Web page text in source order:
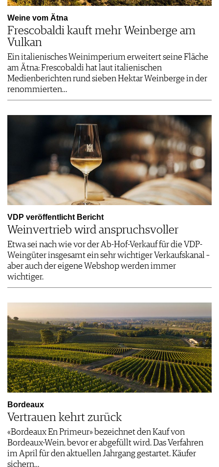
Weine vom Ätna
Frescobaldi kauft mehr Weinberge am
Vulkan
Ein italienisches Weinimperium erweitert seine Fläche
am Ätna: Frescobaldi hat laut italienischen
Medienberichten rund sieben Hektar Weinberge in der
renommierten…
VDP veröffentlicht Bericht
Weinvertrieb wird anspruchsvoller
Etwa sei nach wie vor der Ab-Hof-Verkauf für die VDP-
Weingüter insgesamt ein sehr wichtiger Verkaufskanal –
aber auch der eigene Webshop werden immer
wichtiger.
Bordeaux
Vertrauen kehrt zurück
«Bordeaux En Primeur» bezeichnet den Kauf von
Bordeaux-Wein, bevor er abgefüllt wird. Das Verfahren
im April für den aktuellen Jahrgang gestartet. Käufer
sichern…